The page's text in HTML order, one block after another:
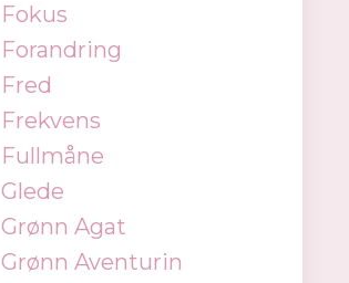
Fokus
Forandring
Fred
Frekvens
Fullmåne
Glede
Grønn Agat
Grønn Aventurin